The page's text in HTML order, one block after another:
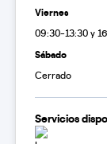
Viernes
09:30-13:30 y
Sábado
Cerrado
Servicios